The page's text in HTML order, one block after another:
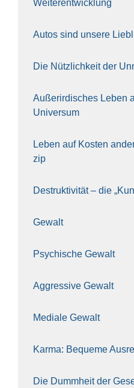
Wei­ter­ent­wick­lung
Autos sind unse­re
Die Nütz­lich­keit der
Außer­ir­di­sches Leben
Uni­ver­sum
Leben auf Kos­ten
zip
Destruk­ti­vi­tät – die
Gewalt
Psy­chi­sche Gewalt
Aggres­si­ve Gewalt
Media­le Gewalt
Kar­ma: Beque­me
Die Dumm­heit der